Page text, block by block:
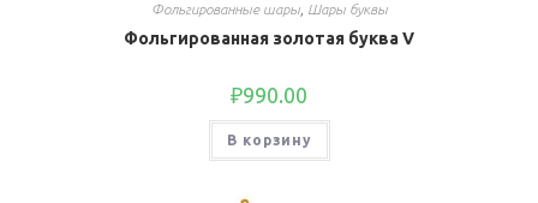
Фольгированные шары, Шары буквы
Фольгированная золотая буква V
₽990.00
В корзину